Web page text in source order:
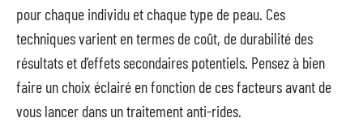
pour chaque individu et chaque type de peau. Ces
techniques varient en termes de coût, de durabilité des
résultats et d’effets secondaires potentiels. Pensez à bien
faire un choix éclairé en fonction de ces facteurs avant de
vous lancer dans un traitement anti-rides.